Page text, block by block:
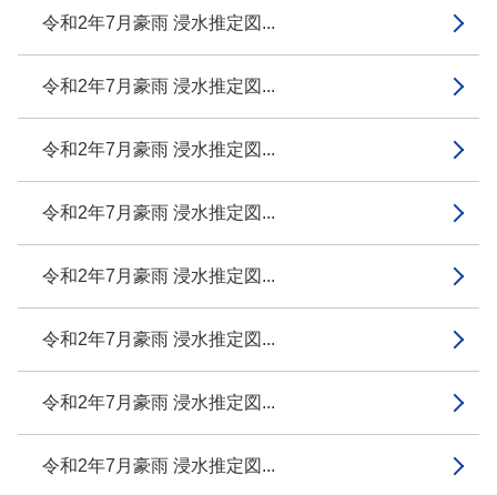
令和2年7月豪雨 浸水推定図...
令和2年7月豪雨 浸水推定図...
令和2年7月豪雨 浸水推定図...
令和2年7月豪雨 浸水推定図...
令和2年7月豪雨 浸水推定図...
令和2年7月豪雨 浸水推定図...
令和2年7月豪雨 浸水推定図...
令和2年7月豪雨 浸水推定図...